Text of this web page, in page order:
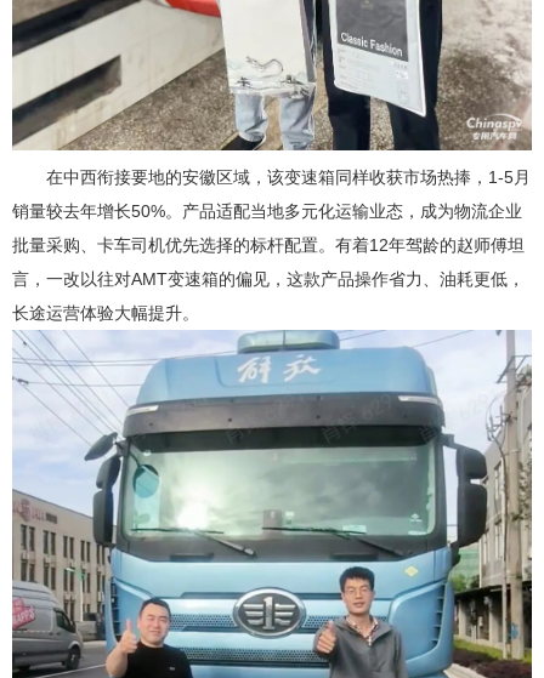
在中西衔接要地的安徽区域，该变速箱同样收获市场热捧，1-5月
销量较去年增长50%。产品适配当地多元化运输业态，成为物流企业
批量采购、卡车司机优先选择的标杆配置。有着12年驾龄的赵师傅坦
言，一改以往对AMT变速箱的偏见，这款产品操作省力、油耗更低，
长途运营体验大幅提升。